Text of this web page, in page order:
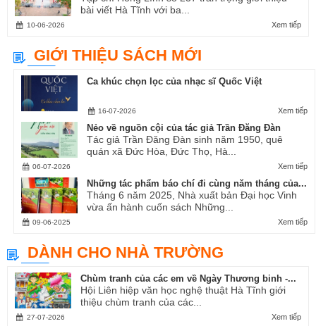
bài viết Hà Tĩnh với ba...
Xem tiếp
10-06-2026
GIỚI THIỆU SÁCH MỚI
Ca khúc chọn lọc của nhạc sĩ Quốc Việt
Xem tiếp
16-07-2026
Nẻo về nguồn cội của tác giả Trần Đăng Đàn
Tác giả Trần Đăng Đàn sinh năm 1950, quê
quán xã Đức Hòa, Đức Thọ, Hà...
Xem tiếp
06-07-2026
Những tác phẩm báo chí đi cùng năm tháng của...
Tháng 6 năm 2025, Nhà xuất bản Đại học Vinh
vừa ấn hành cuốn sách Những...
Xem tiếp
09-06-2025
DÀNH CHO NHÀ TRƯỜNG
Chùm tranh của các em về Ngày Thương binh -...
Hội Liên hiệp văn học nghệ thuật Hà Tĩnh giới
thiệu chùm tranh của các...
Xem tiếp
27-07-2026